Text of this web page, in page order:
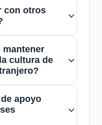
vivas
de las Islas
Suecia y otros
hay
Canadá y
cultural y
en estos
con otros
de alandeses,
sociales y
Participar en
también ayuda
mantener
cultura de
alandeses
puedes
apoyo